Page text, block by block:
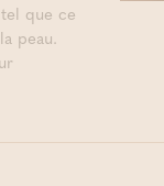
que ce
peau.